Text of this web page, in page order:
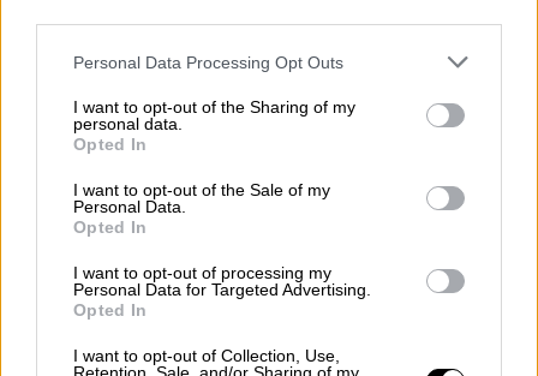
Please note that this website/app uses one or more Google
not limited to your visit or usage behaviour. You may click to
grant or deny consent to Google and its third-party tags to
use your data for below specified purposes in below Google
consent section.
Personal Data Processing Opt Outs
I want to opt-out of the Sharing of my
personal data.
Opted In
I want to opt-out of the Sale of my
Personal Data.
Opted In
I want to opt-out of processing my
Personal Data for Targeted Advertising.
Opted In
I want to opt-out of Collection, Use,
πρώτες τουντρίμπλες , σταδιστακτικά του
βήματα, στηνπροσπάθεια να
κοινωνικοποιηθεί
μέσα στις γραμμές ενός γηπέδου.